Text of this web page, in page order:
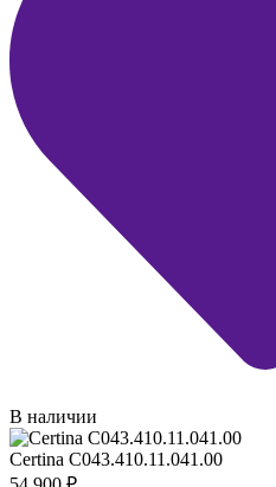
В наличии
Certina C043.410.11.041.00